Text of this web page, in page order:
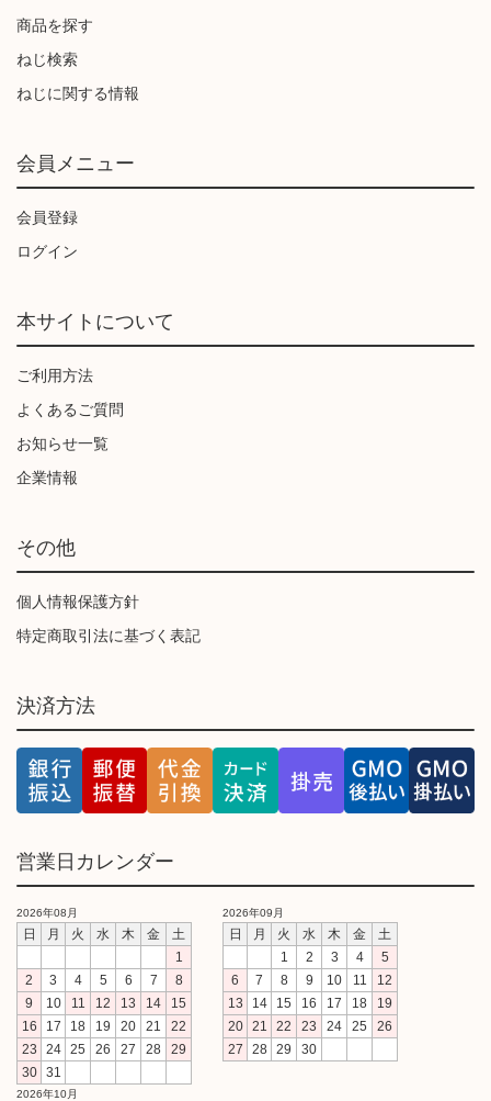
商品を探す
ねじ検索
ねじに関する情報
会員メニュー
会員登録
ログイン
本サイトについて
ご利用方法
よくあるご質問
お知らせ一覧
企業情報
その他
個人情報保護方針
特定商取引法に基づく表記
決済方法
営業日カレンダー
2026年08月
日 月 火 水 木 金
土
1
2
3 4 5 6 7
8
9
10 11 12 13 14
15
16
17 18 19 20 21
22
23
24 25 26 27 28
29
30
31
2026年09月
日 月 火 水 木 金
土
1
2 3 4
5
6
7 8 9 10 11
12
13
14 15 16 17 18
19
20
21 22 23 24 25
26
27
28 29 30
2026年10月